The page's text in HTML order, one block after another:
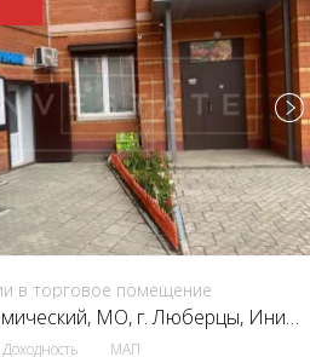
в торговое помещение
ЖК Академический, МО, г. Люберцы, Инициативная ул., 13
Доходность МАП